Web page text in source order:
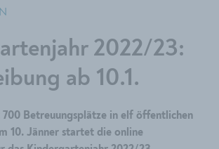
2022/23:
ab 10.1.
Betreuungsplätze in elf öffentlichen
10. Jänner startet die online